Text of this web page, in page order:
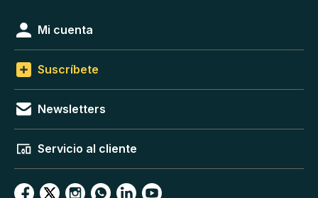
Mi cuenta
Suscríbete
Newsletters
Servicio al cliente